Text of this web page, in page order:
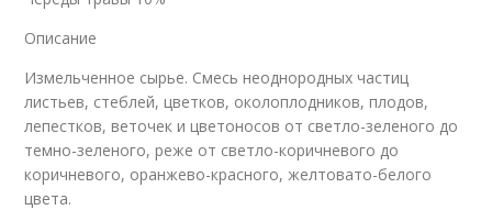
Описание
Измельченное сырье. Смесь неоднородных частиц
листьев, стеблей, цветков, околоплодников, плодов,
лепестков, веточек и цветоносов от светло-зеленого до
темно-зеленого, реже от светло-коричневого до
коричневого, оранжево-красного, желтовато-белого
цвета.